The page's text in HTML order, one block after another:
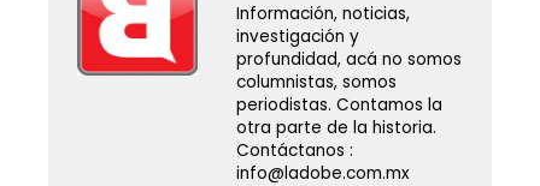
Información, noticias,
investigación y
profundidad, acá no somos
columnistas, somos
periodistas. Contamos la
otra parte de la historia.
Contáctanos :
info@ladobe.com.mx